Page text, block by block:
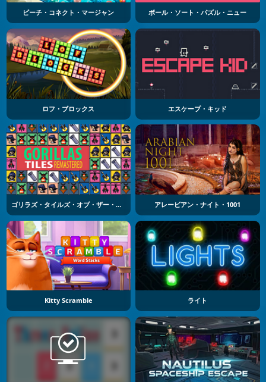
ビーチ・コネクト・マージャン ボール・ソート・パズル・ニュー
ロフ・ブロックス エスケープ・キッド
ゴリラズ・タイルズ・オブ・ザー・アネクスペクティド アレービアン・ナイト・1001
Kitty Scramble ライト